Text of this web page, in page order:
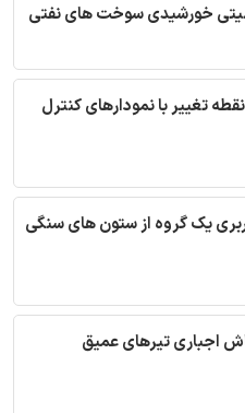
خورشیدی سوخت های نفتی
تغییر با نمودارهای کنترل
یک گروه از ستون های سنگی
اجباری تیرهای عمیق